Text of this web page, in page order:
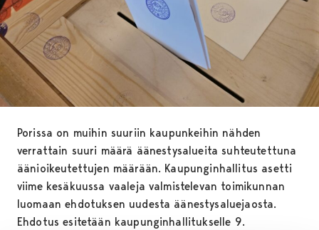
Porissa on muihin suuriin kaupunkeihin nähden
verrattain suuri määrä äänestysalueita suhteutettuna
äänioikeutettujen määrään. Kaupunginhallitus asetti
viime kesäkuussa vaaleja valmistelevan toimikunnan
luomaan ehdotuksen uudesta äänestysaluejaosta.
Ehdotus esitetään kaupunginhallitukselle 9.